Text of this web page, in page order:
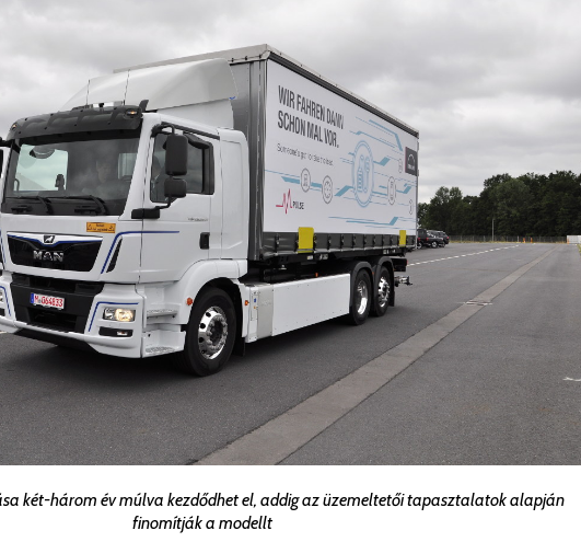
két-három év múlva kezdődhet el, addig az üzemeltetői tapasztalatok alapján
finomítják a modellt